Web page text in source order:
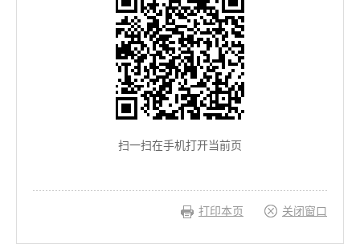
扫一扫在手机打开当前页
打印本页 关闭窗口